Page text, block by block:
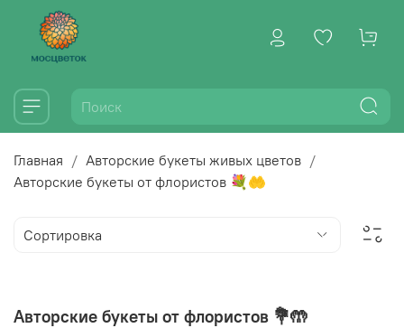
Главная
Авторские букеты живых цветов
Авторские букеты от флористов 💐🤲
Авторские букеты от флористов 💐🤲